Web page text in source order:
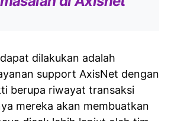
dilakukan adalah
support AxisNet dengan
berupa riwayat transaksi
mereka akan membuatkan